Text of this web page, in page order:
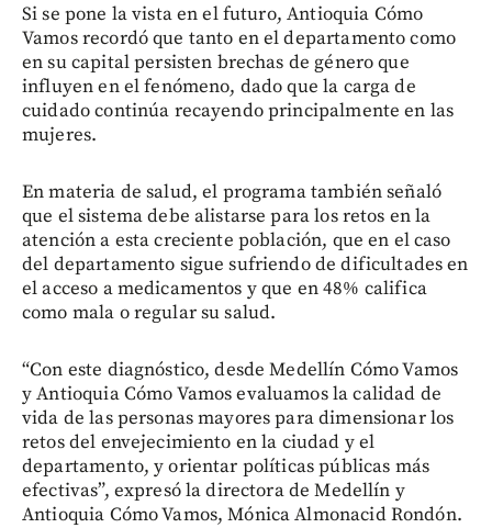
Si se pone la vista en el futuro, Antioquia Cómo
Vamos recordó que tanto en el departamento como
en su capital persisten brechas de género que
influyen en el fenómeno, dado que la carga de
cuidado continúa recayendo principalmente en las
mujeres.
En materia de salud, el programa también señaló
que el sistema debe alistarse para los retos en la
atención a esta creciente población, que en el caso
del departamento sigue sufriendo de dificultades en
el acceso a medicamentos y que en 48% califica
como mala o regular su salud.
“Con este diagnóstico, desde Medellín Cómo Vamos
y Antioquia Cómo Vamos evaluamos la calidad de
vida de las personas mayores para dimensionar los
retos del envejecimiento en la ciudad y el
departamento, y orientar políticas públicas más
efectivas”, expresó la directora de Medellín y
Antioquia Cómo Vamos, Mónica Almonacid Rondón.